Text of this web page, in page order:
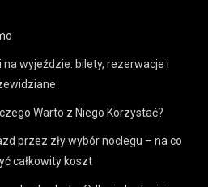
wyjeździe: bilety, rezerwacje i
Warto z Niego Korzystać?
przez zły wybór noclegu – na co
całkowity koszt